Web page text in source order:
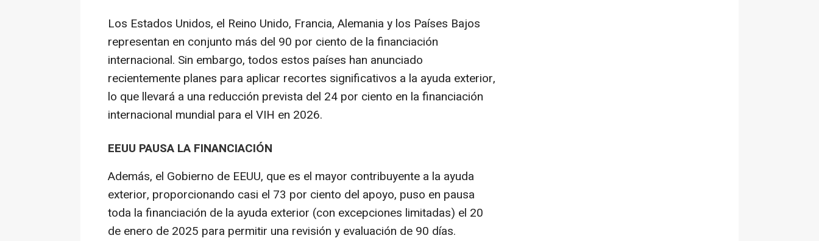
Los Estados Unidos, el Reino Unido, Francia, Alemania y los Países Bajos
representan en conjunto más del 90 por ciento de la financiación
internacional. Sin embargo, todos estos países han anunciado
recientemente planes para aplicar recortes significativos a la ayuda exterior,
lo que llevará a una reducción prevista del 24 por ciento en la financiación
internacional mundial para el VIH en 2026.
EEUU PAUSA LA FINANCIACIÓN
Además, el Gobierno de EEUU, que es el mayor contribuyente a la ayuda
exterior, proporcionando casi el 73 por ciento del apoyo, puso en pausa
toda la financiación de la ayuda exterior (con excepciones limitadas) el 20
de enero de 2025 para permitir una revisión y evaluación de 90 días.